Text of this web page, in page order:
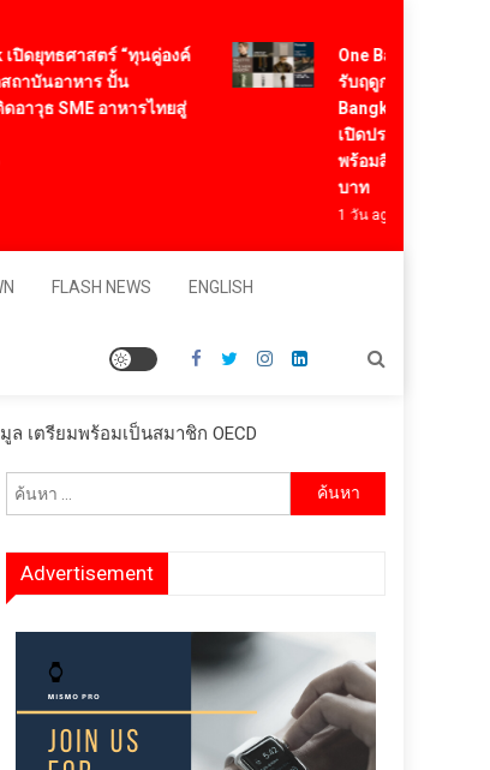
ยุทธศาสตร์ “ทุนคู่องค์
บันอาหาร ปั้น
วุธ SME อาหารไทยสู่
One Bangkok เติมสีสัน
รับฤดูกาลใหม่ ผ่านแคมเ
Bangkok Palette of
เปิดประสบการณ์การใ
พร้อมสิทธิพิเศษรวมมูลค่
บาท
1 วัน ago
FLASH NEWS ENGLISH
เตรียมพร้อมเป็นสมาชิก OECD
ค้นหา
Advertisement